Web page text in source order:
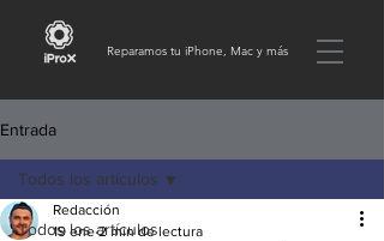
Reparamos tu iPhone, Mac y más
Entrada
Todos los artículos
Todos los artículos
Redacción
19 ene 2 min de lectura